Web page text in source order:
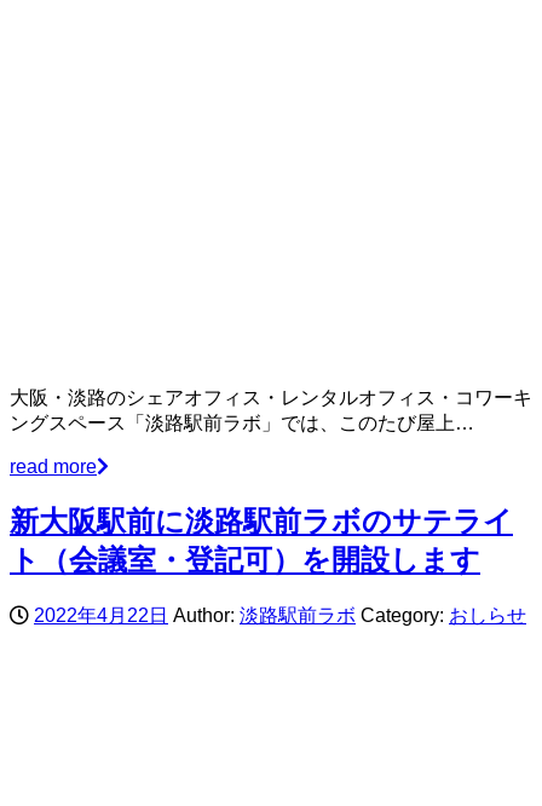
大阪・淡路のシェアオフィス・レンタルオフィス・コワーキ
ングスペース「淡路駅前ラボ」では、このたび屋上…
read more
新大阪駅前に淡路駅前ラボのサテライ
ト（会議室・登記可）を開設します
2022年4月22日 Author: 淡路駅前ラボ Category: おしらせ